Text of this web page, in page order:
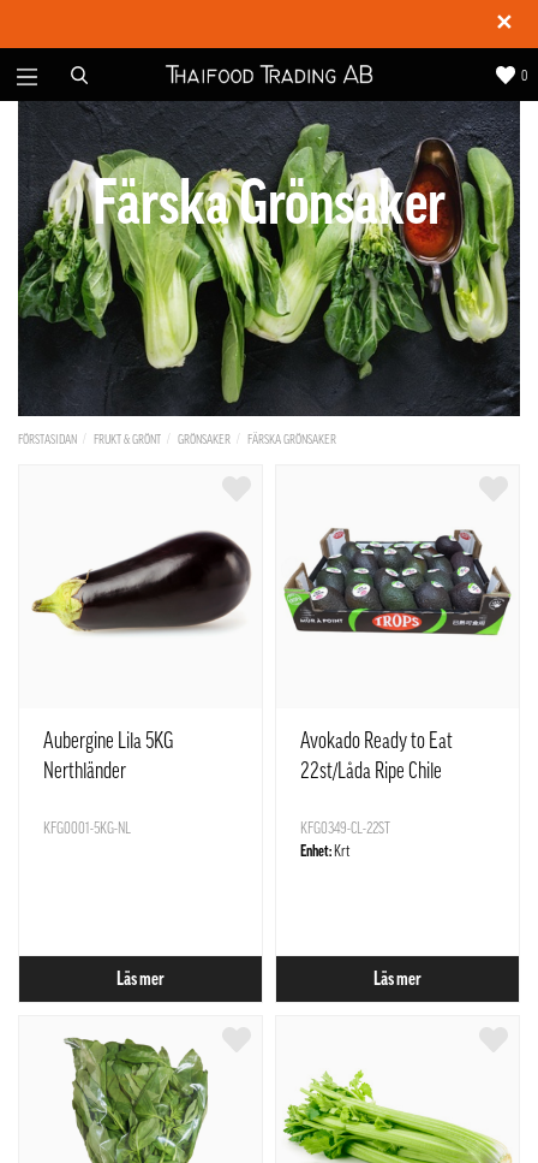
✕
0
Färska Grönsaker
FÖRSTASIDAN FRUKT & GRÖNT GRÖNSAKER FÄRSKA GRÖNSAKER
Aubergine Lila 5KG
Nerthländer
KFG0001-5KG-NL
Läs mer
Avokado Ready to Eat
22st/Låda Ripe Chile
KFG0349-CL-22ST
Enhet: Krt
Läs mer